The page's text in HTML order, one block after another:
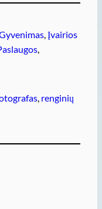
, Įvairios
, renginių